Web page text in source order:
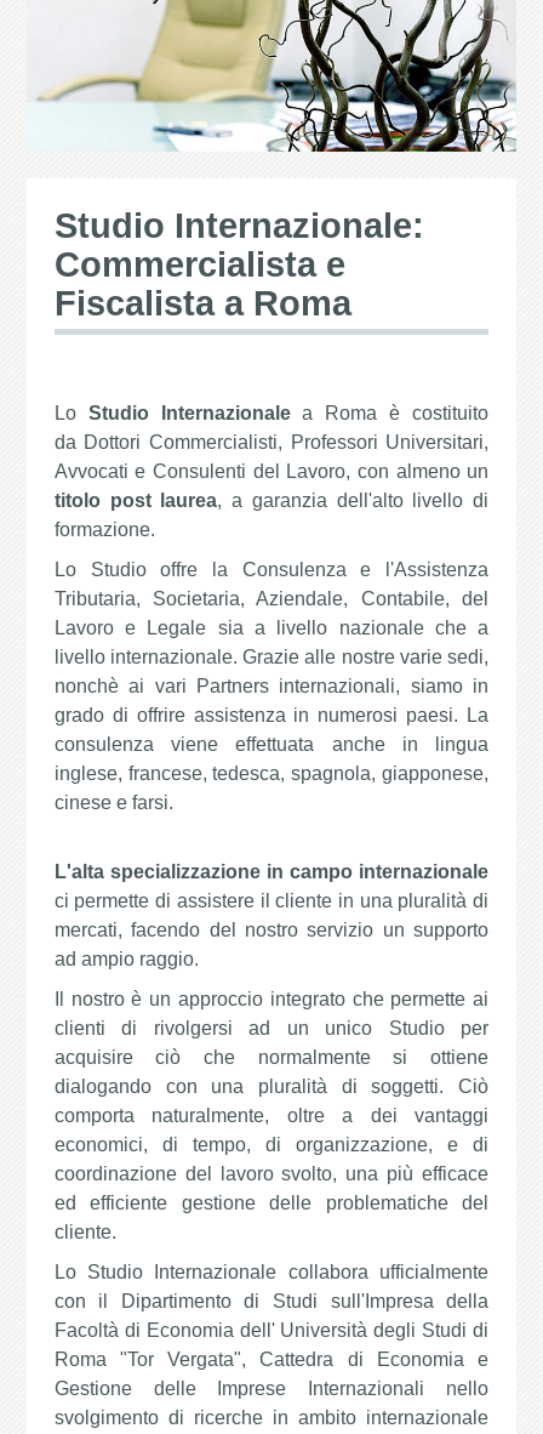
Studio Internazionale:
Commercialista e
Fiscalista a Roma
Lo Studio Internazionalea Roma è costituito
da Dottori Commercialisti, Professori Universitari,
Avvocati e Consulenti del Lavoro, con almeno un
titolo post laurea, a garanzia dell'alto livello di
formazione.
Lo Studio offre la Consulenza e l'Assistenza
Tributaria, Societaria, Aziendale, Contabile, del
Lavoro e Legale sia a livello nazionale che a
livello internazionale. Grazie alle nostre varie sedi,
nonchè ai vari Partners internazionali, siamo in
grado di offrire assistenza in numerosi paesi. La
consulenza viene effettuata anche in lingua
inglese, francese, tedesca, spagnola, giapponese,
cinese e farsi.
L'alta specializzazione in campo internazionale
ci permette di assistere il cliente in una pluralità di
mercati, facendo del nostro servizio un supporto
ad ampio raggio.
Il nostro è un approccio integrato che permette ai
clienti di rivolgersi ad un unico Studio per
acquisire ciò che normalmente si ottiene
dialogando con una pluralità di soggetti. Ciò
comporta naturalmente, oltre a dei vantaggi
economici, di tempo, di organizzazione, e di
coordinazione del lavoro svolto, una più efficace
ed efficiente gestione delle problematiche del
cliente.
Lo Studio Internazionale collabora ufficialmente
con il Dipartimento di Studi sull'Impresa della
Facoltà di Economia dell' Università degli Studi di
Roma "Tor Vergata", Cattedra di Economia e
Gestione delle Imprese Internazionali nello
svolgimento di ricerche in ambito internazionale